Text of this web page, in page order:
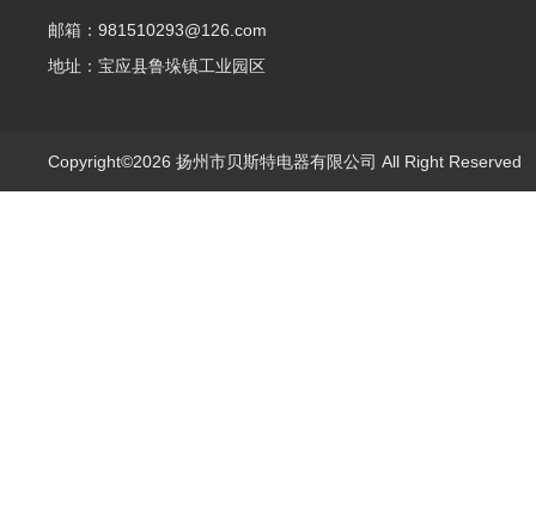
邮箱：981510293@126.com
地址：宝应县鲁垛镇工业园区
Copyright©2026 扬州市贝斯特电器有限公司 All Right